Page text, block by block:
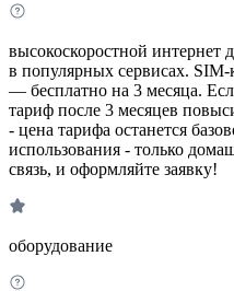
высокоскоростной интернет
в популярных сервисах.
— бесплатно на 3 месяца.
тариф после 3 месяцев
- цена тарифа останется
использования - только
связь, и оформляйте заявку!
оборудование